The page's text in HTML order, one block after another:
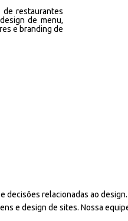
de restaurantes
de menu,
e branding de
relacionadas ao
e design de sites. Nossa